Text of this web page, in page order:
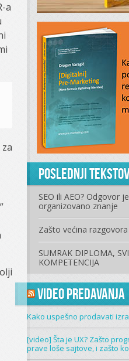
a
Poslednji
SEO ili AEO? Odgovor
organizovano znanje
Zašto većina
SUMRAK DIPLOMA,
KOMPETENCIJA
Video predavanja
Kako uspešno prodavati
[video] Šta je UX? Zašto
prave loše sajtove, i zašto